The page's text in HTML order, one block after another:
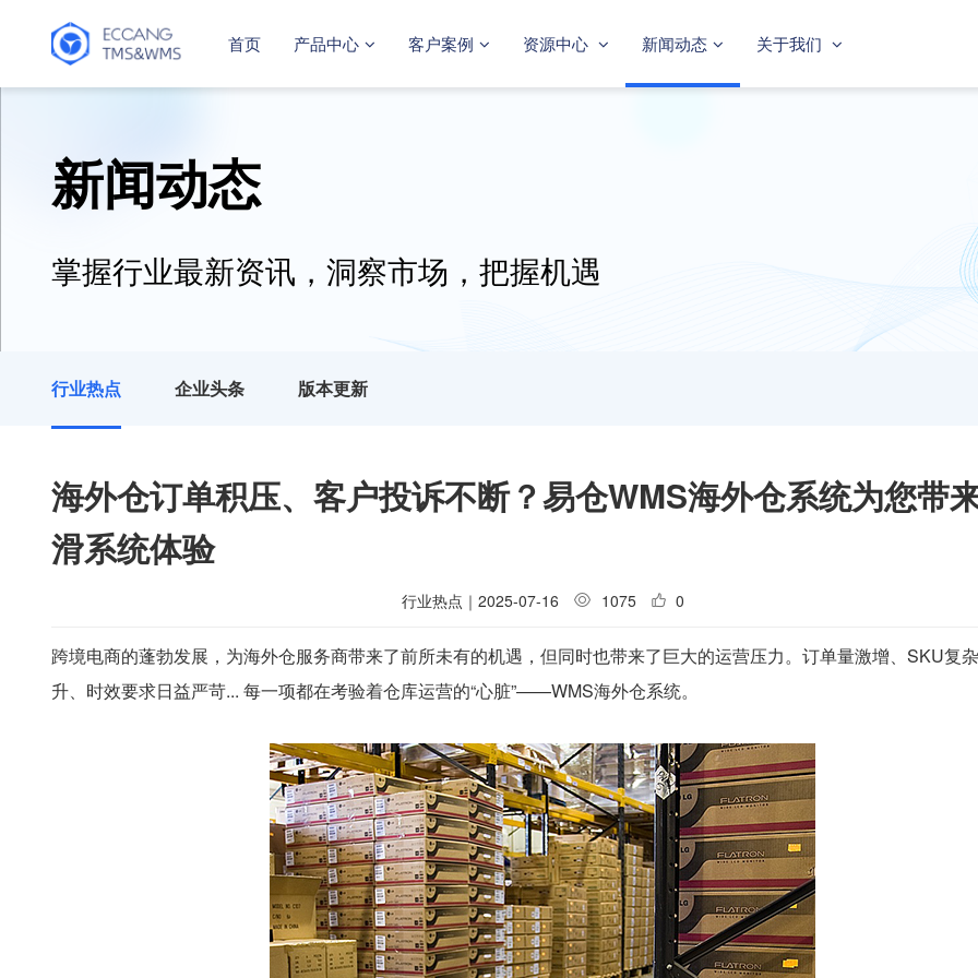
首页 产品中心 客户案例 资源中心 新闻动态 关于我们
新闻动态
掌握行业最新资讯，洞察市场，把握机遇
行业热点 企业头条 版本更新
海外仓订单积压、客户投诉不断？易仓WMS海外仓系统为您带
滑系统体验
行业热点 ｜ 2025-07-16 1075 0
跨境电商的蓬勃发展，为海外仓服务商带来了前所未有的机遇，但同时也带来了巨大的运营压力。订单量激增、SKU复
升、时效要求日益严苛... 每一项都在考验着仓库运营的“心脏”——WMS海外仓系统。